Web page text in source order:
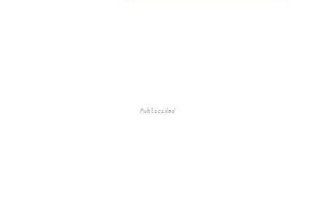
Publicidad